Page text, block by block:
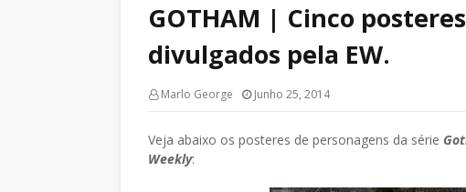
GOTHAM | Cinco
divulgados pela EW.
Marlo George Junho 25, 2014
Veja abaixo os posteres de personagens da série
Weekly: